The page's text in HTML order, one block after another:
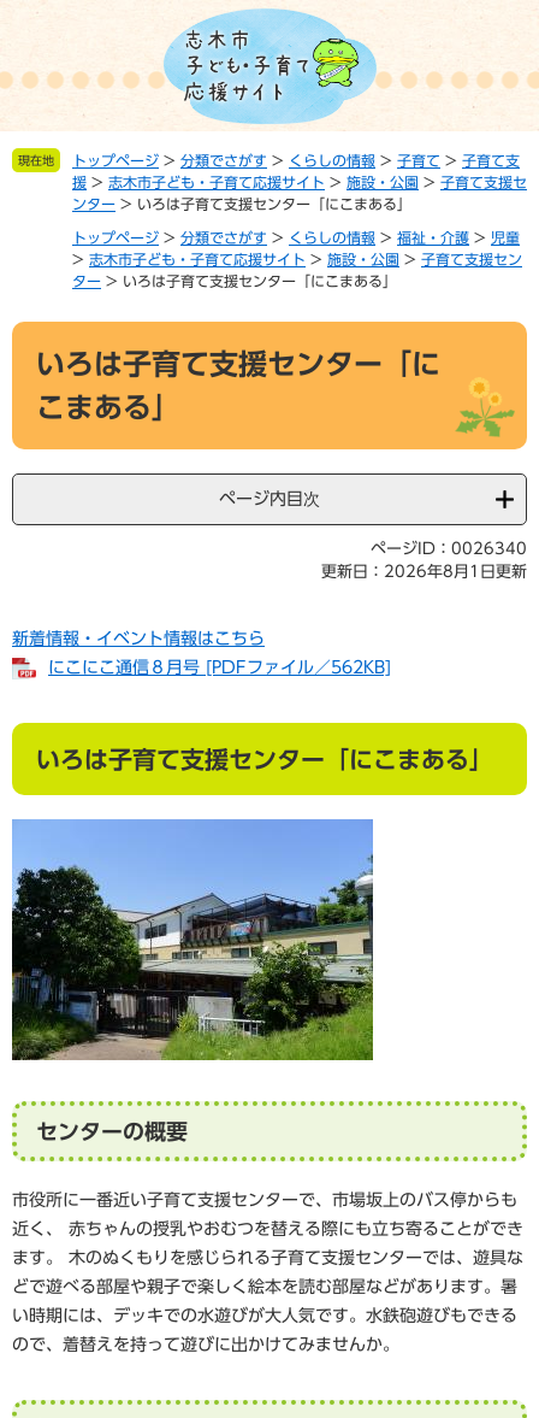
の
で
ー
ば 現在地 トップページ > 分類でさがす > くらしの情報 > 子育て > 子育て支
援 > 志木市子ども・子育て応援サイト > 施設・公園 > 子育て支援セ
ンター > いろは子育て支援センター「にこまある」
トップページ > 分類でさがす > くらしの情報 > 福祉・介護 > 児童
> 志木市子ども・子育て応援サイト > 施設・公園 > 子育て支援セン
ター > いろは子育て支援センター「にこまある」
本
いろは子育て支援センター「に
こまある」
ページ内目次
ページID：0026340
更新日：2026年8月1日更新
新着情報・イベント情報はこちら
にこにこ通信８月号 [PDFファイル／562KB]
いろは子育て支援センター「にこまある」
センターの概要
市役所に一番近い子育て支援センターで、市場坂上のバス停からも
近く、 赤ちゃんの授乳やおむつを替える際にも立ち寄ることができ
ます。 木のぬくもりを感じられる子育て支援センターでは、遊具な
どで遊べる部屋や親子で楽しく絵本を読む部屋などがあります。暑
い時期には、デッキでの水遊びが大人気です。水鉄砲遊びもできる
ので、着替えを持って遊びに出かけてみませんか。